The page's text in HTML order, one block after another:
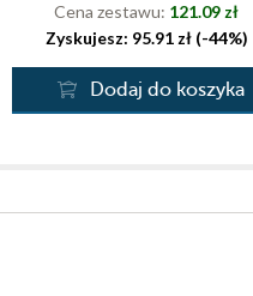
Cena zestawu: 121.09 zł
Zyskujesz: 95.91 zł (-44%)
Dodaj do koszyka